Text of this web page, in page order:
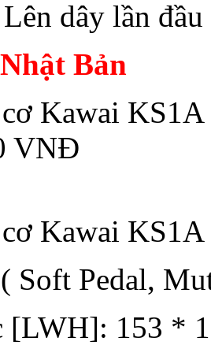
dây lần đầu
Bản
Kawai KS1A
VNĐ
Kawai KS1A
Soft Pedal,
[LWH]: 153 *